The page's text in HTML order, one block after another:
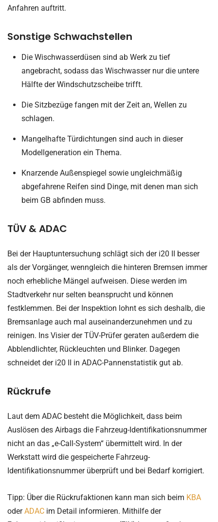
Anfahren auftritt.
Sonstige Schwachstellen
Die Wischwasserdüsen sind ab Werk zu tief
angebracht, sodass das Wischwasser nur die untere
Hälfte der Windschutzscheibe trifft.
Die Sitzbezüge fangen mit der Zeit an, Wellen zu
schlagen.
Mangelhafte Türdichtungen sind auch in dieser
Modellgeneration ein Thema.
Knarzende Außenspiegel sowie ungleichmäßig
abgefahrene Reifen sind Dinge, mit denen man sich
beim GB abfinden muss.
TÜV & ADAC
Bei der Hauptuntersuchung schlägt sich der i20 II besser
als der Vorgänger, wenngleich die hinteren Bremsen immer
noch erhebliche Mängel aufweisen. Diese werden im
Stadtverkehr nur selten beansprucht und können
festklemmen. Bei der Inspektion lohnt es sich deshalb, die
Bremsanlage auch mal auseinanderzunehmen und zu
reinigen. Ins Visier der TÜV-Prüfer geraten außerdem die
Abblendlichter, Rückleuchten und Blinker. Dagegen
schneidet der i20 II in ADAC-Pannenstatistik gut ab.
Rückrufe
Laut dem ADAC besteht die Möglichkeit, dass beim
Auslösen des Airbags die Fahrzeug-Identifikationsnummer
nicht an das „e-Call-System“ übermittelt wird. In der
Werkstatt wird die gespeicherte Fahrzeug-
Identifikationsnummer überprüft und bei Bedarf korrigiert.
Tipp: Über die Rückrufaktionen kann man sich beim KBA
oderADAC im Detail informieren. Mithilfe der